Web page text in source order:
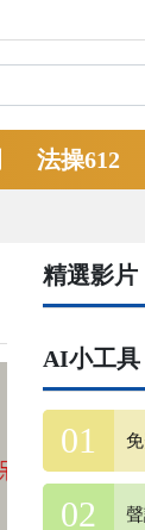
法操612
精選影片
AI小工具